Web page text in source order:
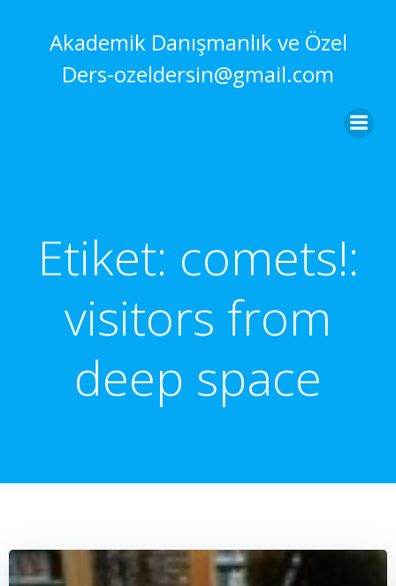
Akademik Danışmanlık ve Özel
Ders-ozeldersin@gmail.com
Etiket: comets!:
visitors from
deep space